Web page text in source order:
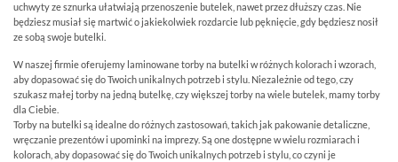
uchwyty ze sznurka ułatwiają przenoszenie butelek, nawet przez dłuższy czas. Nie
będziesz musiał się martwić o jakiekolwiek rozdarcie lub pęknięcie, gdy będziesz nosił
ze sobą swoje butelki.
W naszej firmie oferujemy laminowane torby na butelki w różnych kolorach i wzorach,
aby dopasować się do Twoich unikalnych potrzeb i stylu. Niezależnie od tego, czy
szukasz małej torby na jedną butelkę, czy większej torby na wiele butelek, mamy torby
dla Ciebie.
Torby na butelki są idealne do różnych zastosowań, takich jak pakowanie detaliczne,
wręczanie prezentów i upominki na imprezy. Są one dostępne w wielu rozmiarach i
kolorach, aby dopasować się do Twoich unikalnych potrzeb i stylu, co czyni je